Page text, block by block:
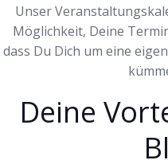
Unser
Möglichkeit, Deine
dass Du Dich um eine
Deine